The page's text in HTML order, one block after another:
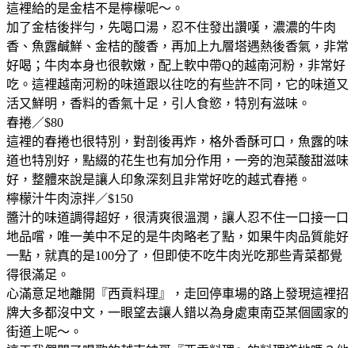
這裡給的是金桔不是檸檬呢～。
加了金桔後拌勻，先喝口湯，忍不住發出讚嘆，濃濃的牛肉
香、魚露鹹鮮、金桔的酸香，再加上九層塔遇熱後香氣，非常
好喝；牛肉本身也很軟嫩，配上軟中帶Q的越南河粉，非常好
吃。這裡越南河粉的味道跟以往吃的有些許不同，它的味道又
活又鮮明，香料的香氣十足，引人食慾，特別有滋味。
春捲／$80
這裡的春捲也很特別，對剖後再炸，格外香酥可口，魚露的味
道也特別好，點綴的花生也有加分作用，一旁的泡菜酸甜滋味
好，整體來說是讓人印象深刻且非常好吃的越式春捲。
檸檬汁牛肉涼拌／$150
醬汁的味道調得超好，很清爽很溫潤，讓人忍不住一口接一口
地品嚐，唯一美中不足的是牛肉略老了點，如果牛肉品質能好
一點，就真的是100分了，但即使不吃牛肉光吃那些青菜都覺
得很滿足。
心滿意足地離開『西貢料理』，走回停車場的路上發現這裡招
牌大多都沒中文，一眼望去讓人錯以為身處東南亞某個國家的
街道上呢～。